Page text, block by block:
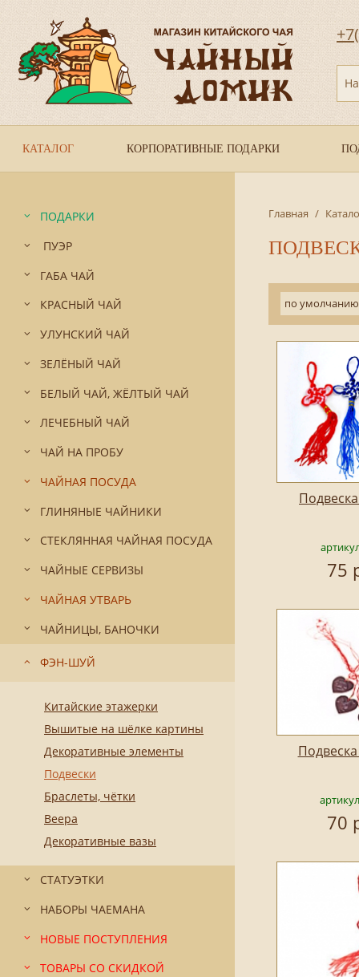
КАТАЛОГ КОРПОРАТИВНЫЕ ПОДАРКИ
ПОДАРКИ
ПУЭР
ГАБА ЧАЙ
КРАСНЫЙ ЧАЙ
УЛУНСКИЙ ЧАЙ
ЗЕЛЁНЫЙ ЧАЙ
БЕЛЫЙ ЧАЙ, ЖЁЛТЫЙ ЧАЙ
ЛЕЧЕБНЫЙ ЧАЙ
ЧАЙ НА ПРОБУ
ЧАЙНАЯ ПОСУДА
ГЛИНЯНЫЕ ЧАЙНИКИ
СТЕКЛЯННАЯ ЧАЙНАЯ ПОСУДА
ЧАЙНЫЕ СЕРВИЗЫ
ЧАЙНАЯ УТВАРЬ
ЧАЙНИЦЫ, БАНОЧКИ
ФЭН-ШУЙ
Китайские этажерки
Вышитые на шёлке картины
Декоративные элементы
Подвески
Браслеты, чётки
Веера
Декоративные вазы
СТАТУЭТКИ
НАБОРЫ ЧАЕМАНА
НОВЫЕ ПОСТУПЛЕНИЯ
ТОВАРЫ СО СКИДКОЙ
Главная /
по умолчанию
75
70